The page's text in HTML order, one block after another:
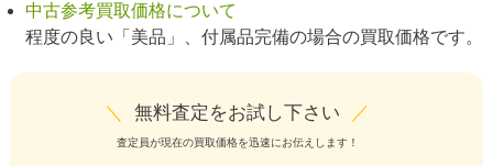
中古参考買取価格について
程度の良い「美品」、付属品完備の場合の買取価格です。
＼ 無料査定をお試し下さい ／
査定員が現在の買取価格を迅速にお伝えします！